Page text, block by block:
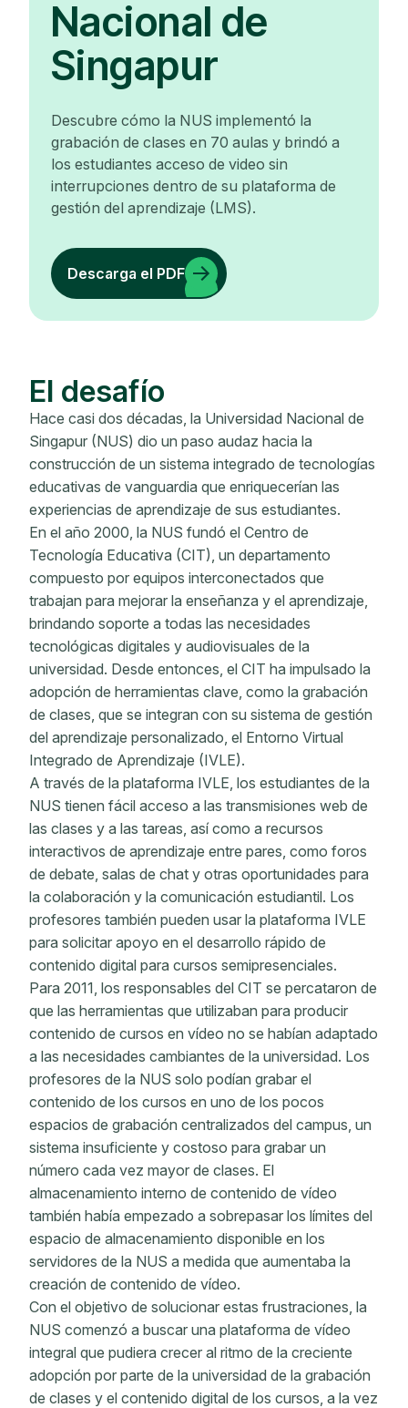
Nacional de
Singapur
Descubre cómo la NUS implementó la
grabación de clases en 70 aulas y brindó a
los estudiantes acceso de video sin
interrupciones dentro de su plataforma de
gestión del aprendizaje (LMS).
Descarga el PDF
El desafío
Hace casi dos décadas, la Universidad Nacional de
Singapur (NUS) dio un paso audaz hacia la
construcción de un sistema integrado de tecnologías
educativas de vanguardia que enriquecerían las
experiencias de aprendizaje de sus estudiantes.
En el año 2000, la NUS fundó el Centro de
Tecnología Educativa (CIT), un departamento
compuesto por equipos interconectados que
trabajan para mejorar la enseñanza y el aprendizaje,
brindando soporte a todas las necesidades
tecnológicas digitales y audiovisuales de la
universidad. Desde entonces, el CIT ha impulsado la
adopción de herramientas clave, como la grabación
de clases, que se integran con su sistema de gestión
del aprendizaje personalizado, el Entorno Virtual
Integrado de Aprendizaje (IVLE).
A través de la plataforma IVLE, los estudiantes de la
NUS tienen fácil acceso a las transmisiones web de
las clases y a las tareas, así como a recursos
interactivos de aprendizaje entre pares, como foros
de debate, salas de chat y otras oportunidades para
la colaboración y la comunicación estudiantil. Los
profesores también pueden usar la plataforma IVLE
para solicitar apoyo en el desarrollo rápido de
contenido digital para cursos semipresenciales.
Para 2011, los responsables del CIT se percataron de
que las herramientas que utilizaban para producir
contenido de cursos en vídeo no se habían adaptado
a las necesidades cambiantes de la universidad. Los
profesores de la NUS solo podían grabar el
contenido de los cursos en uno de los pocos
espacios de grabación centralizados del campus, un
sistema insuficiente y costoso para grabar un
número cada vez mayor de clases. El
almacenamiento interno de contenido de vídeo
también había empezado a sobrepasar los límites del
espacio de almacenamiento disponible en los
servidores de la NUS a medida que aumentaba la
creación de contenido de vídeo.
Con el objetivo de solucionar estas frustraciones, la
NUS comenzó a buscar una plataforma de vídeo
integral que pudiera crecer al ritmo de la creciente
adopción por parte de la universidad de la grabación
de clases y el contenido digital de los cursos, a la vez